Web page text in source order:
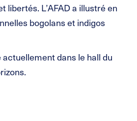
libertés. L’AFAD a illustré en
bogolans et indigos
actuellement dans le hall du